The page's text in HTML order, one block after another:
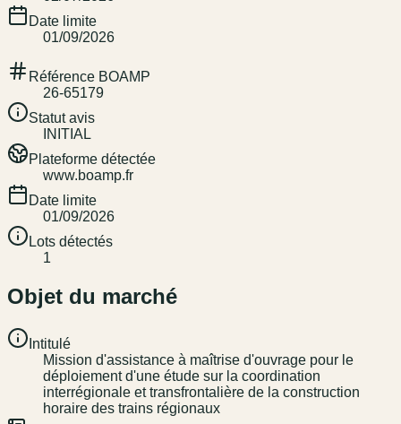
Date limite
01/09/2026
Référence BOAMP
26-65179
Statut avis
INITIAL
Plateforme détectée
www.boamp.fr
Date limite
01/09/2026
Lots détectés
1
Objet du marché
Intitulé
Mission d'assistance à maîtrise d'ouvrage pour le
déploiement d'une étude sur la coordination
interrégionale et transfrontalière de la construction
horaire des trains régionaux